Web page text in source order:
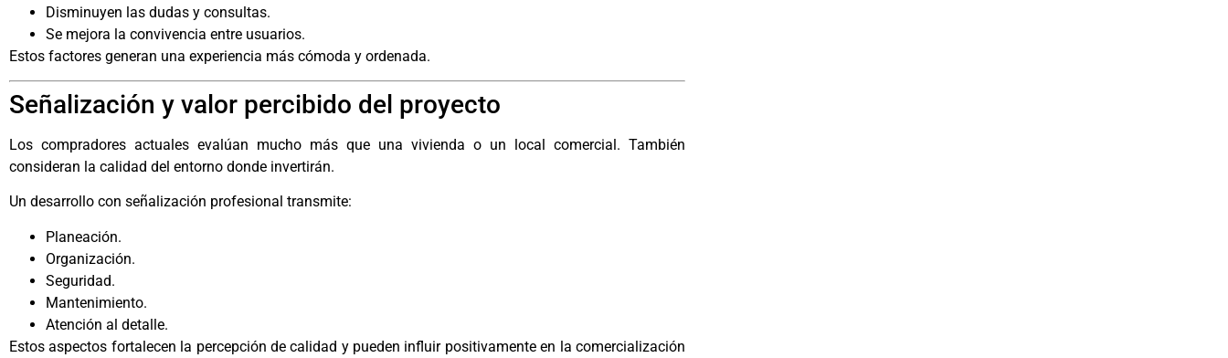
Disminuyen las dudas y consultas.
Se mejora la convivencia entre usuarios.
Estos factores generan una experiencia más cómoda y ordenada.
Señalización y valor percibido del proyecto
Los compradores actuales evalúan mucho más que una vivienda o un local comercial. También
consideran la calidad del entorno donde invertirán.
Un desarrollo con señalización profesional transmite:
Planeación.
Organización.
Seguridad.
Mantenimiento.
Atención al detalle.
Estos aspectos fortalecen la percepción de calidad y pueden influir positivamente en la comercialización